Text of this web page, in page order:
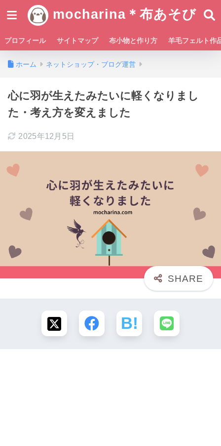
mocharina＊布あそび
プロフィール サイトマップ 布小物と作り方 羊毛フェルト作
ホーム ネットショップ・ブログ運営
心に羽が生えたみたいに軽くなりまし
た・考え方を変えました
2025年12月5日